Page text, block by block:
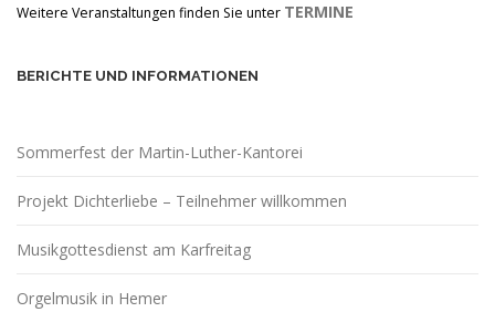
Weitere Veranstaltungen finden Sie unter TERMINE
BERICHTE UND INFORMATIONEN
Sommerfest der Martin-Luther-Kantorei
Projekt Dichterliebe – Teilnehmer willkommen
Musikgottesdienst am Karfreitag
Orgelmusik in Hemer